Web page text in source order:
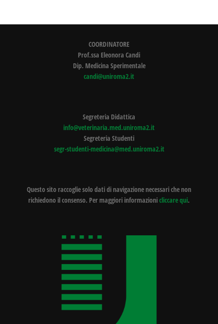
COORDINATORE
Prof.ssa Eleonora Candi
Dip. Medicina Sperimentale
candi@uniroma2.it
Segreteria Didattica
info@veterinaria.med.uniroma2.it
Segreteria Studenti
segr-studenti-medicina@med.uniroma2.it
Questo sito raccoglie solo dati di navigazione necessari che non
richiedono il consenso. Per maggiori informazionicliccare qui.